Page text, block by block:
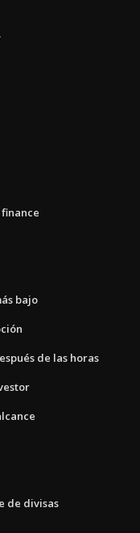
bajo
de las horas
de divisas